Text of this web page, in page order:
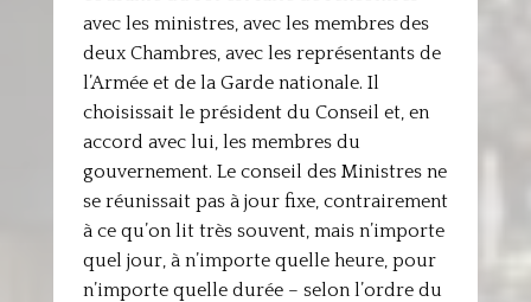
avec les ministres, avec les membres des
deux Chambres, avec les représentants de
l’Armée et de la Garde nationale. Il
choisissait le président du Conseil et, en
accord avec lui, les membres du
gouvernement. Le conseil des Ministres ne
se réunissait pas à jour fixe, contrairement
à ce qu’on lit très souvent, mais n’importe
quel jour, à n’importe quelle heure, pour
n’importe quelle durée – selon l’ordre du